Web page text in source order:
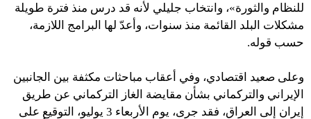
للنظام والثورة»، وانتخاب جليلي لأنه قد درس منذ فترة طويلة
مشكلات البلد القائمة منذ سنوات، وأعدّ لها البرامج اللازمة،
حسب قوله.
وعلى صعيد اقتصادي، وفي أعقاب مباحثات مكثفة بين الجانبين
الإيراني والتركماني بشأن مقايضة الغاز التركماني عن طريق
إيران إلى العراق، فقد جرى، يوم الأربعاء 3 يوليو، التوقيع على